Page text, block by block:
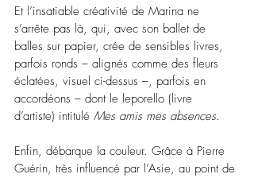
Et l’insatiable créativité de Marina ne
s’arrête pas là, qui, avec son ballet de
balles sur papier, crée de sensibles livres,
parfois ronds – alignés comme des fleurs
éclatées, visuel ci-dessus –, parfois en
accordéons – dont le leporello (livre
d’artiste) intitulé Mes amis mes absences.
Enfin, débarque la couleur. Grâce à Pierre
Guérin, très influencé par l’Asie, au point de